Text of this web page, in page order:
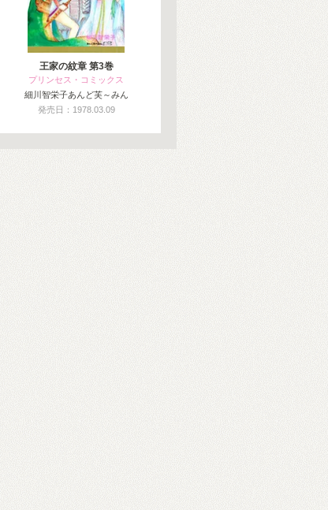
王家の紋章 第3巻
プリンセス・コミックス
細川智栄子あんど芙～みん
発売日：1978.03.09